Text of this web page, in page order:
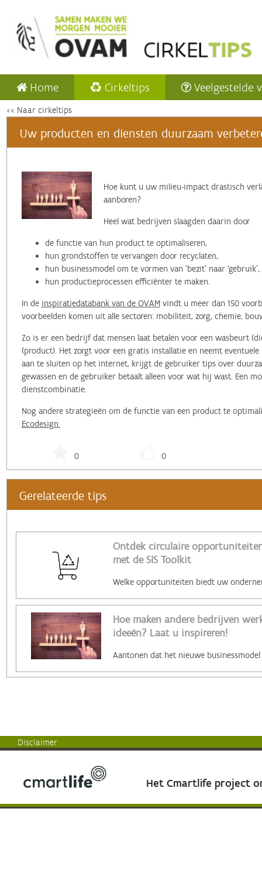
Home Cirkeltips Veelgestelde
<< Naar cirkeltips
Uw producten en diensten duurzaam
‌Hoe kunt u uw milieu-impact drastisch
aanboren?
Heel wat bedrijven slaagden daarin door
de functie van hun product te optimaliseren,
hun grondstoffen te vervangen door recyclaten,
hun businessmodel om te vormen van ‘bezit’ naar
hun productieprocessen efficiënter te maken.
In de inspiratiedatabank van de OVAMvindt u meer dan 150
voorbeelden komen uit alle sectoren: mobiliteit, zorg, chemie,
Zo is er een bedrijf dat mensen laat betalen voor een wasbeurt
(product). Het zorgt voor een gratis installatie en neemt
aan te sluiten op het internet, krijgt de gebruiker tips over
gewassen en de gebruiker betaalt alleen voor wat hij wast. Een
dienstcombinatie.
Nog andere strategieën om de functie van een product te
Ecodesign.
0 0
Gerelateerde tips
Ontdek circulaire
met de SIS Toolkit
Hoe maken andere bedrijven
ideeën? Laat u inspireren!
Disclaimer
Het Cmartlife project